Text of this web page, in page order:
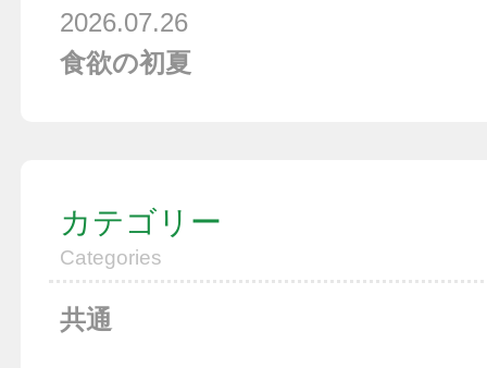
食欲の初夏
2026.07.26
カテゴリー
Categories
共通